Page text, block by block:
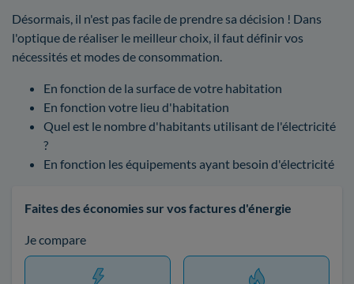
Désormais, il n'est pas facile de prendre sa décision ! Dans
l'optique de réaliser le meilleur choix, il faut définir vos
nécessités et modes de consommation.
En fonction de la surface de votre habitation
En fonction votre lieu d'habitation
Quel est le nombre d'habitants utilisant de l'électricité
?
En fonction les équipements ayant besoin d'électricité
Faites des économies sur vos factures d'énergie
Je compare